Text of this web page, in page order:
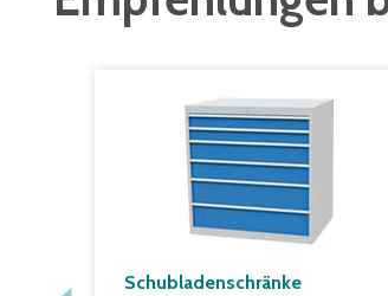
Schubladenschränke